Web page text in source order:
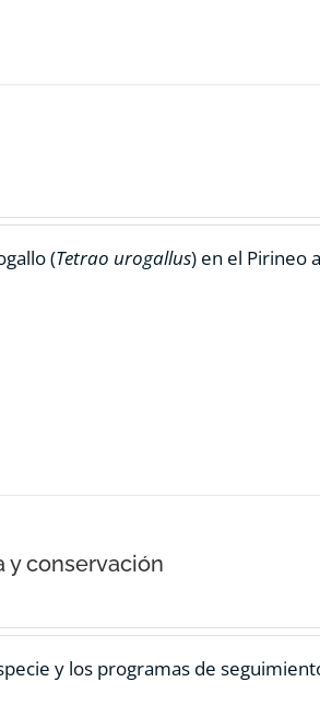
(Tetrao urogallus) en el Pirineo
y conservación
y los programas de